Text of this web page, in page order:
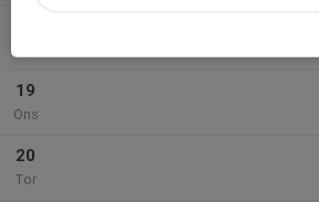
19
Ons
20
Tor